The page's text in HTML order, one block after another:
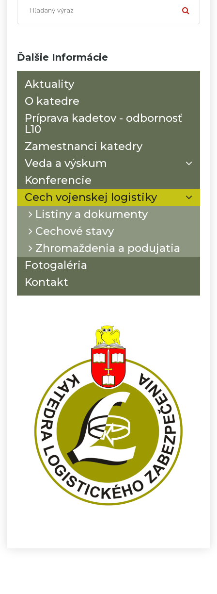
Ďalšie Informácie
Aktuality
O katedre
Príprava kadetov - odbornosť
L10
Zamestnanci katedry
Veda a výskum
Konferencie
Cech vojenskej logistiky
Listiny a dokumenty
Cechové stavy
Zhromaždenia a podujatia
Fotogaléria
Kontakt